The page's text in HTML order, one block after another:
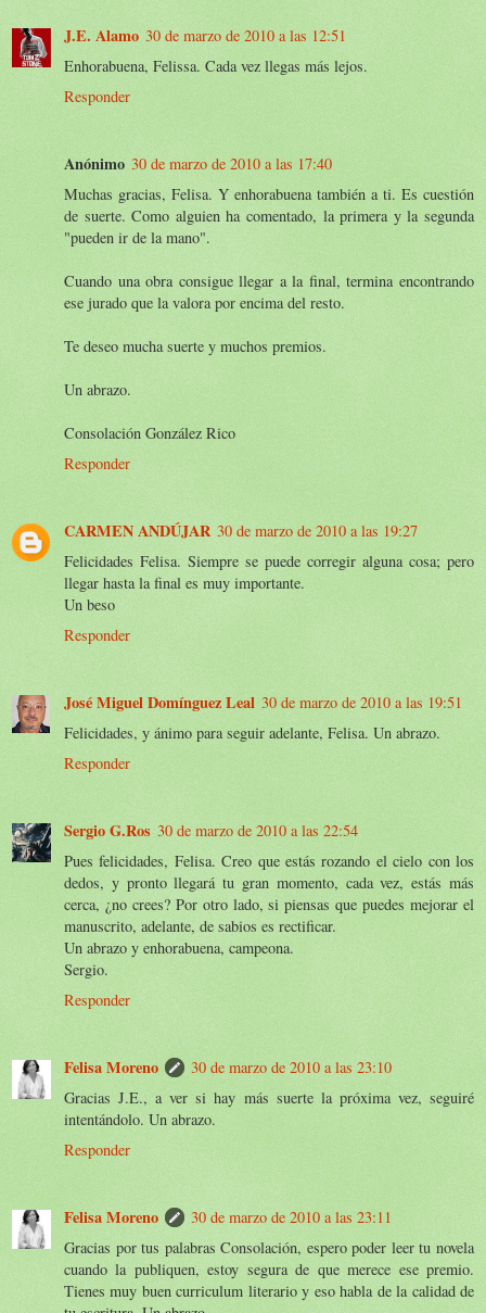
J.E. Alamo 30 de marzo de 2010 a las 12:51
Enhorabuena, Felissa. Cada vez llegas más lejos.
Responder
Anónimo 30 de marzo de 2010 a las 17:40
Muchas gracias, Felisa. Y enhorabuena también a ti. Es cuestión
de suerte. Como alguien ha comentado, la primera y la segunda
"pueden ir de la mano".
Cuando una obra consigue llegar a la final, termina encontrando
ese jurado que la valora por encima del resto.
Te deseo mucha suerte y muchos premios.
Un abrazo.
Consolación González Rico
Responder
CARMEN ANDÚJAR 30 de marzo de 2010 a las 19:27
Felicidades Felisa. Siempre se puede corregir alguna cosa; pero
llegar hasta la final es muy importante.
Un beso
Responder
José Miguel Domínguez Leal 30 de marzo de 2010 a las 19:51
Felicidades, y ánimo para seguir adelante, Felisa. Un abrazo.
Responder
Sergio G.Ros 30 de marzo de 2010 a las 22:54
Pues felicidades, Felisa. Creo que estás rozando el cielo con los
dedos, y pronto llegará tu gran momento, cada vez, estás más
cerca, ¿no crees? Por otro lado, si piensas que puedes mejorar el
manuscrito, adelante, de sabios es rectificar.
Un abrazo y enhorabuena, campeona.
Sergio.
Responder
Felisa Moreno
30 de marzo de 2010 a las 23:10
Gracias J.E., a ver si hay más suerte la próxima vez, seguiré
intentándolo. Un abrazo.
Responder
Felisa Moreno
30 de marzo de 2010 a las 23:11
Gracias por tus palabras Consolación, espero poder leer tu novela
cuando la publiquen, estoy segura de que merece ese premio.
Tienes muy buen curriculum literario y eso habla de la calidad de